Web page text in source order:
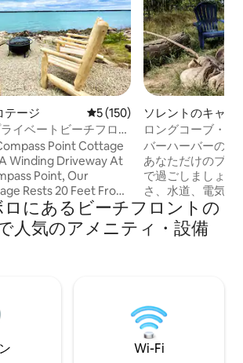
テージ レビュー150件、5つ星中5つ
5 (150)
イベートビーチフロン
ットフォーム付き！
Point Cottage
Point, Our
Rests 20 Feet From
On Two
Feet Of Private
Of Petit Manan
ソレントのキャン
ー・RV
ロングコーブ・ハ
バーハーバーの観
あなただけのプラ
で過ごしましょう
さ、水道、電気、
プ。 屋外グリル、オーニング、ロブスタ
ークッカーでメ
い。 ハードな1日のハイキングの後は、フ
騒音が少し聞こえ
求めの場合は、私
「about me」を
2件の宿泊先をご
ロにあるビーチフロントの
人気のアメニティ・設備
Wi-Fi